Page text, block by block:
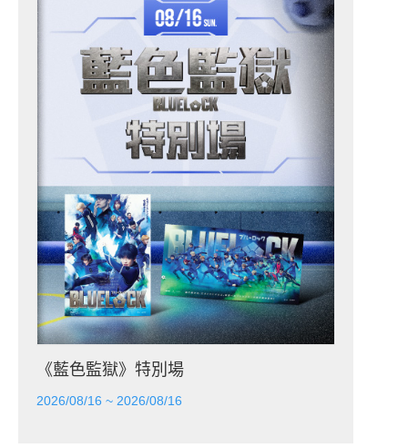
《藍色監獄》特別場
2026/08/16 ~ 2026/08/16